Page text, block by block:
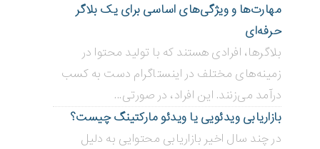
مهارت‌ها و ویژگی‌های اساسی برای یک بلاگر
حرفه‌ای
بلاگر‌ها، افرادی هستند که با تولید محتوا در
زمینه‌های مختلف در اینستاگرام دست به کسب
درآمد می‌زنند. این افراد، در صورتی...
بازاریابی ویدئویی ‌یا ویدئو مارکتینگ چیست؟
در چند سال اخیر بازاریابی محتوایی به دلیل